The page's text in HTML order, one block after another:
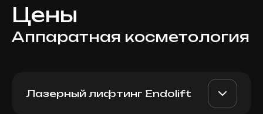
Цены
Аппаратная косметология
Лазерный лифтинг Endolift